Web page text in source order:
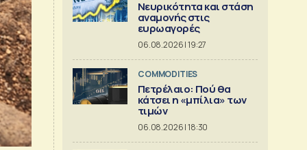
Νευρικότητα και στάση
αναμονής στις
ευρωαγορές
06.08.2026 | 19:27
COMMODITIES
Πετρέλαιο: Πού θα
κάτσει η «μπίλια» των
τιμών
06.08.2026 | 18:30